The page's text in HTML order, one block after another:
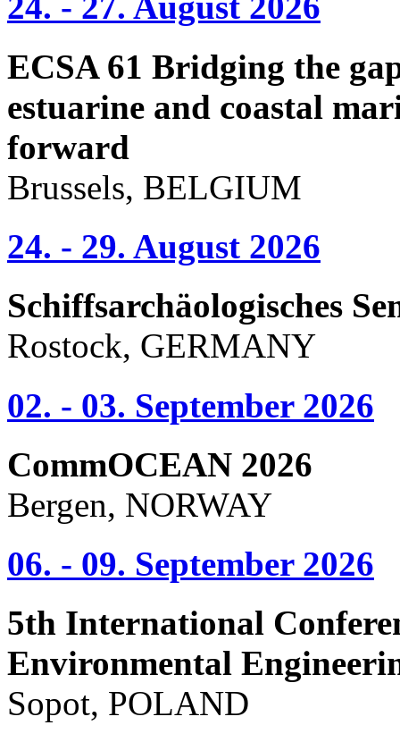
ECSA 61 Bridging the
estuarine and coastal
forward
Brussels, BELGIUM
24. - 29. August 2026
Schiffsarchäologisches
Rostock, GERMANY
02. - 03. September 2026
CommOCEAN 2026
Bergen, NORWAY
06. - 09. September 2026
5th International
Environmental
Sopot, POLAND